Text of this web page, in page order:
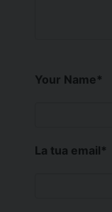
Your Name*
La tua email*